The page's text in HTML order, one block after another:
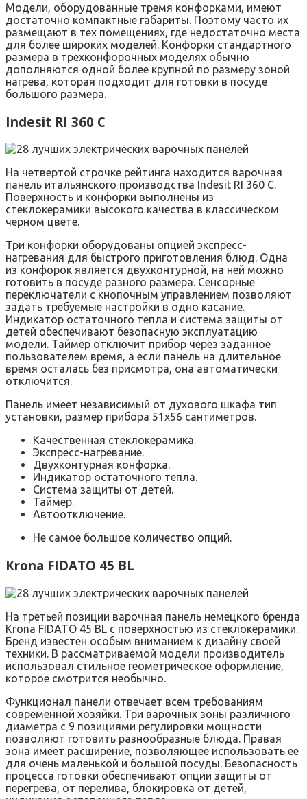
Модели, оборудованные тремя конфорками, имеют
достаточно компактные габариты. Поэтому часто их
размещают в тех помещениях, где недостаточно места
для более широких моделей. Конфорки стандартного
размера в трехконфорочных моделях обычно
дополняются одной более крупной по размеру зоной
нагрева, которая подходит для готовки в посуде
большого размера.
Indesit RI 360 C
На четвертой строчке рейтинга находится варочная
панель итальянского производства Indesit RI 360 C.
Поверхность и конфорки выполнены из
стеклокерамики высокого качества в классическом
черном цвете.
Три конфорки оборудованы опцией экспресс-
нагревания для быстрого приготовления блюд. Одна
из конфорок является двухконтурной, на ней можно
готовить в посуде разного размера. Сенсорные
переключатели с кнопочным управлением позволяют
задать требуемые настройки в одно касание.
Индикатор остаточного тепла и система защиты от
детей обеспечивают безопасную эксплуатацию
модели. Таймер отключит прибор через заданное
пользователем время, а если панель на длительное
время осталась без присмотра, она автоматически
отключится.
Панель имеет независимый от духового шкафа тип
установки, размер прибора 51х56 сантиметров.
Качественная стеклокерамика.
Экспресс-нагревание.
Двухконтурная конфорка.
Индикатор остаточного тепла.
Система защиты от детей.
Таймер.
Автоотключение.
Не самое большое количество опций.
Krona FIDATO 45 BL
На третьей позиции варочная панель немецкого бренда
Krona FIDATO 45 BL с поверхностью из стеклокерамики.
Бренд известен особым вниманием к дизайну своей
техники. В рассматриваемой модели производитель
использовал стильное геометрическое оформление,
которое смотрится необычно.
Функционал панели отвечает всем требованиям
современной хозяйки. Три варочных зоны различного
диаметра с 9 позициями регулировки мощности
позволяют готовить разнообразные блюда. Правая
зона имеет расширение, позволяющее использовать ее
для очень маленькой и большой посуды. Безопасность
процесса готовки обеспечивают опции защиты от
перегрева, от перелива, блокировка от детей,